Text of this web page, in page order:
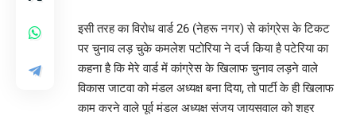
इसी तरह का विरोध वार्ड 26 (नेहरू नगर) से कांग्रेस के टिकट
पर चुनाव लड़ चुके कमलेश पटोरिया ने दर्ज किया है पटेरिया का
कहना है कि मेरे वार्ड में कांग्रेस के खिलाफ चुनाव लड़ने वाले
विकास जाटवा को मंडल अध्यक्ष बना दिया, तो पार्टी के ही खिलाफ
काम करने वाले पूर्व मंडल अध्यक्ष संजय जायसवाल को शहर